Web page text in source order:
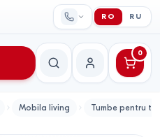
RO RU
CăutareContul meu
0
Mobila living Tumbe pentru